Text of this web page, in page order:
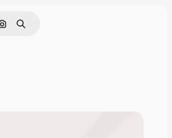
Pesquisar por imagem
Buscar